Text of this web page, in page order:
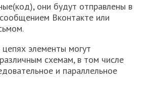
они будут отправлены в
Вконтакте или
цепях элементы могут
схемам, в том числе
и параллельное